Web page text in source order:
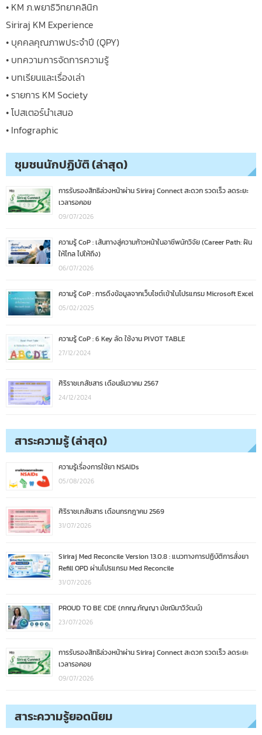
• KM ภ.พยาธิวิทยาคลินิก
Siriraj KM Experience
• บุคคลคุณภาพประจำปี (QPY)
• บทความการจัดการความรู้
• บทเรียนและเรื่องเล่า
• รายการ KM Society
• โปสเตอร์นำเสนอ
• Infographic
ชุมชนนักปฏิบัติ (ล่าสุด)
การรับรองสิทธิล่วงหน้าผ่าน Siriraj Connect สะดวก รวดเร็ว ลดระยะ
เวลารอคอย
09/07/2026
ความรู้ CoP : เส้นทางสู่ความก้าวหน้าในอาชีพนักวิจัย (Career Path: ฝัน
ให้ไกล ไปให้ถึง)
06/07/2026
ความรู้ CoP : การดึงข้อมูลจากเว็บไซต์เข้าในโปรแกรม Microsoft Excel
05/02/2025
ความรู้ CoP : 6 Key ลัด ใช้งาน PIVOT TABLE
27/12/2024
ศิริราชเภสัชสาร เดือนธันวาคม 2567
24/12/2024
สาระความรู้ (ล่าสุด)
ความรู้เรื่องการใช้ยา NSAIDs
05/08/2026
ศิริราชเภสัชสาร เดือนกรกฎาคม 2569
31/07/2026
Siriraj Med Reconcile Version 13.0.8 : แนวทางการปฏิบัติการสั่งยา
Refill OPD ผ่านโปรแกรม Med Reconcile
31/07/2026
PROUD TO BE CDE (ภกญ.กัญญา มัชฌิมาวิวัฒน์)
23/07/2026
การรับรองสิทธิล่วงหน้าผ่าน Siriraj Connect สะดวก รวดเร็ว ลดระยะ
เวลารอคอย
09/07/2026
สาระความรู้ยอดนิยม